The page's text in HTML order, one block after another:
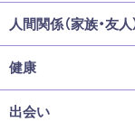
人間関係（家族・友人
健康
出会い